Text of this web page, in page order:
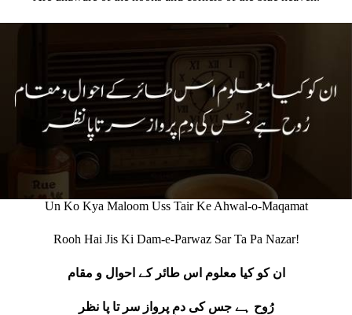
Un Ko Kya Maloom Uss Tair Ke Ahwal-o-Maqamat
Rooh Hai Jis Ki Dam-e-Parwaz Sar Ta Pa Nazar!
ان کو کیا معلوم اس طائر کے احوال و مقام
رُوح ہے جس کی دمِ پرواز سر تا پا نظر